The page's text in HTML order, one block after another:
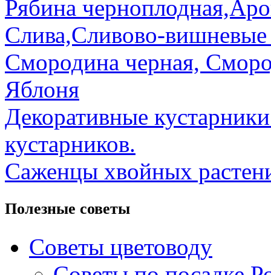
Рябина
Слива,Сливово-
Смородина черная,
Яблоня
Декоративные
кустарников.
Саженцы хвойных
Полезные советы
Советы цветоводу